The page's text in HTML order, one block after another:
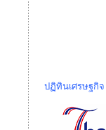
ปฏิทินเศรษฐกิจ